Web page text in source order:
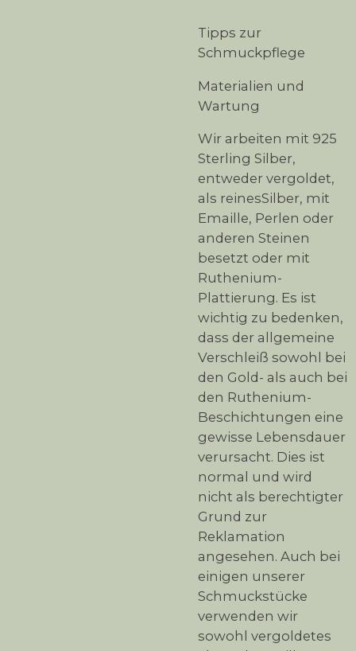
Tipps zur
Schmuckpflege
Materialien und
Wartung
Wir arbeiten mit 925
Sterling Silber,
entweder vergoldet,
als reinesSilber, mit
Emaille, Perlen oder
anderen Steinen
besetzt oder mit
Ruthenium-
Plattierung. Es ist
wichtig zu bedenken,
dass der allgemeine
Verschleiß sowohl bei
den Gold- als auch bei
den Ruthenium-
Beschichtungen eine
gewisse Lebensdauer
verursacht. Dies ist
normal und wird
nicht als berechtigter
Grund zur
Reklamation
angesehen. Auch bei
einigen unserer
Schmuckstücke
verwenden wir
sowohl vergoldetes